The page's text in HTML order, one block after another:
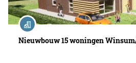
Nieuwbouw 15 woningen